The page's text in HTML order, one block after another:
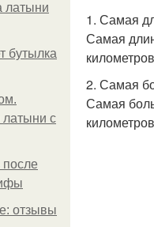
латыни
бутылка
латыни с
после
отзывы
1. Самая
Самая
2. Самая
Самая